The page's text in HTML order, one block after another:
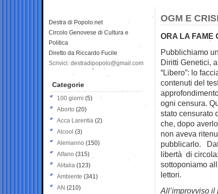
OGM E
ORA LA FAME
Pubblichiamo
Diritti Genetici,
“Libero”: lo
contenuti del
ogni censura.
stato censurato
che, dopo
non aveva
pubblicarlo.
libertà di
sottoponiamo
lettori.
All’improvviso
Destra di Popolo.net
Circolo Genovese di Cultura e
Politica
Diretto da Riccardo Fucile
Scrivici: destradipopolo@gmail.com
Categorie
100 giorni (5)
Aborto (20)
Acca Larentia (2)
Alcool (3)
Alemanno (150)
Alfano (315)
Alitalia (123)
Ambiente (341)
AN (210)